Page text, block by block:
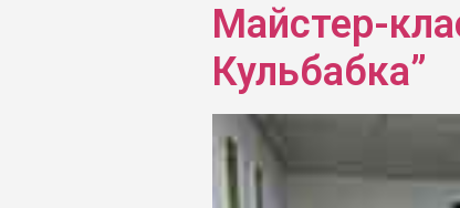
Майстер-
Кульбабка”